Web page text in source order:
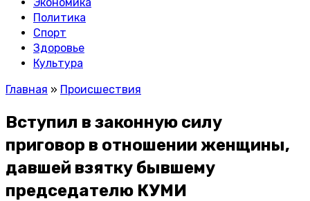
Политика
Спорт
Здоровье
Культура
Главная » Происшествия
Вступил в законную силу
приговор в отношении женщины,
давшей взятку бывшему
председателю КУМИ